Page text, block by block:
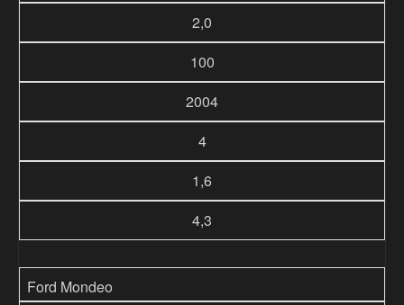
2,0
100
2004
4
1,6
4,3
Ford Mondeo